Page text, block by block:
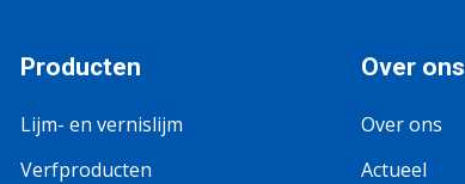
Producten
Lijm- en vernislijm
Verfproducten
Over ons
Over ons
Actueel